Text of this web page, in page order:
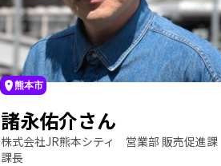
熊本市
諸永佑介さん
株式会社JR熊本シティ 営業部 販売促進課
課長